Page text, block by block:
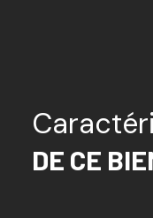
chambres
On n'oublie pas
DE CE